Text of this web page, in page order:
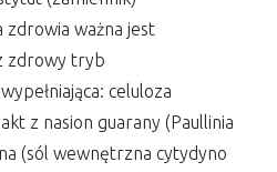
zdrowia ważna jest
zdrowy tryb
celuloza
z nasion guarany (Paullinia
(sól wewnętrzna cytydyno